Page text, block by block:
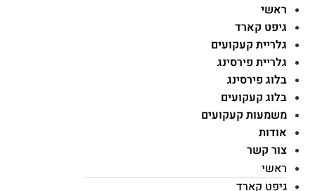
ראשי
גיפט קארד
גלריית קעקועים
גלריית פירסינג
בלוג פירסינג
בלוג קעקועים
משמעות קעקועים
אודות
צור קשר
ראשי
גיפט קארד